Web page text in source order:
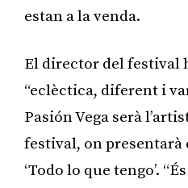
estan a la venda.
El director del festival
“eclèctica, diferent i
Pasión Vega serà
festival, on presentarà
‘Todo lo que tengo’.